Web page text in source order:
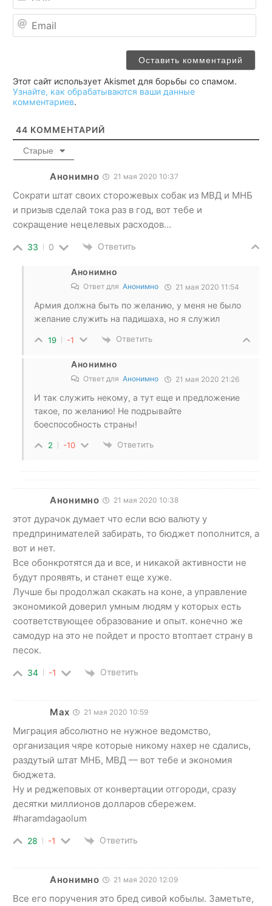
Этот сайт использует Akismet для борьбы со спамом.
Узнайте, как обрабатываются ваши данные
комментариев.
44 КОММЕНТАРИЙ
Старые
Анонимно 21 мая 2020 10:37
Сократи штат своих сторожевых собак из МВД и МНБ
и призыв сделай тока раз в год, вот тебе и
сокращение нецелевых расходов…
33 0 Ответить
Анонимно
Ответ для Анонимно 21 мая 2020 11:54
Армия должна быть по желанию, у меня не было
желание служить на падишаха, но я служил
19 -1 Ответить
Анонимно
Ответ для Анонимно 21 мая 2020 21:26
И так служить некому, а тут еще и предложение
такое, по желанию! Не подрывайте
боеспособность страны!
2 -10 Ответить
Анонимно 21 мая 2020 10:38
этот дурачок думает что если всю валюту у
предпринимателей забирать, то бюджет пополнится, а
вот и нет.
Все обонкротятся да и все, и никакой активности не
будут проявять, и станет еще хуже.
Лучше бы продолжал скакать на коне, а управление
экономикой доверил умным людям у которых есть
соответствующее образование и опыт. конечно же
самодур на это не пойдет и просто втоптает страну в
песок.
34 -1 Ответить
Max 21 мая 2020 10:59
Миграция абсолютно не нужное ведомство,
организация чяре которые никому нахер не сдались,
раздутый штат МНБ, МВД — вот тебе и экономия
бюджета.
Ну и реджеповых от конвертации отгороди, сразу
десятки миллионов долларов сбережем.
#haramdagaolum
28 -1 Ответить
Анонимно 21 мая 2020 12:09
Все его поручения это бред сивой кобылы. Заметьте,